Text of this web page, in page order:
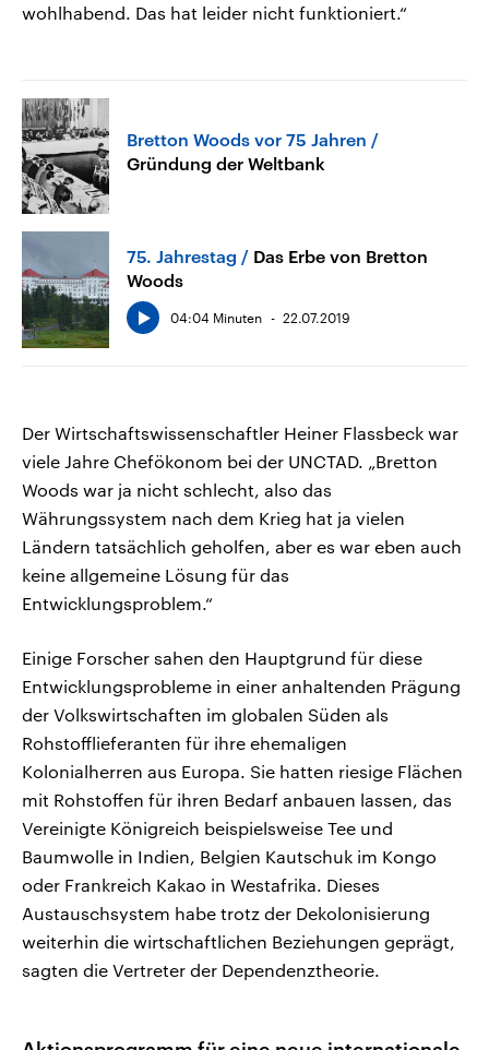
wohlhabend. Das hat leider nicht funktioniert.“
Bretton Woods vor 75 Jahren
Gründung der Weltbank
75. Jahrestag
Das Erbe von Bretton
Woods
04:04 Minuten 22.07.2019
Der Wirtschaftswissenschaftler Heiner Flassbeck war
viele Jahre Chefökonom bei der UNCTAD. „Bretton
Woods war ja nicht schlecht, also das
Währungssystem nach dem Krieg hat ja vielen
Ländern tatsächlich geholfen, aber es war eben auch
keine allgemeine Lösung für das
Entwicklungsproblem.“
Einige Forscher sahen den Hauptgrund für diese
Entwicklungsprobleme in einer anhaltenden Prägung
der Volkswirtschaften im globalen Süden als
Rohstofflieferanten für ihre ehemaligen
Kolonialherren aus Europa. Sie hatten riesige Flächen
mit Rohstoffen für ihren Bedarf anbauen lassen, das
Vereinigte Königreich beispielsweise Tee und
Baumwolle in Indien, Belgien Kautschuk im Kongo
oder Frankreich Kakao in Westafrika. Dieses
Austauschsystem habe trotz der Dekolonisierung
weiterhin die wirtschaftlichen Beziehungen geprägt,
sagten die Vertreter der Dependenztheorie.